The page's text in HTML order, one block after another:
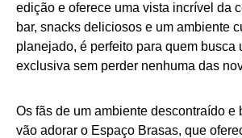
edição e oferece uma vista incrível da
bar, snacks deliciosos e um ambiente
planejado, é perfeito para quem busca
exclusiva sem perder nenhuma das
Os fãs de um ambiente descontraído e
vão adorar o Espaço Brasas, que